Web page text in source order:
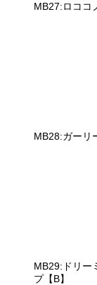
MB27:ロココ
MB28:ガーリ
MB29:ドリー
プ【B】